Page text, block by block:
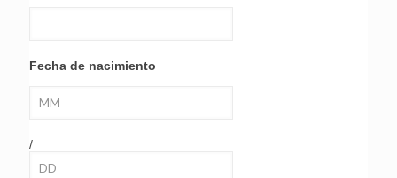
Fecha de nacimiento
/